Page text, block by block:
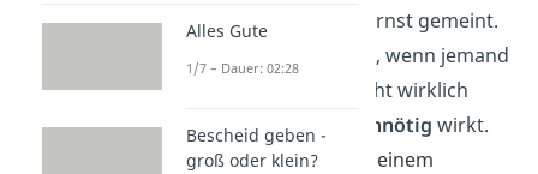
Aussage oft nicht ernst gemeint.
Sie wird verwendet, wenn jemand
etwas sagt, das nicht wirklich
Sinn ergibt
unnötig wirkt.
Zum Beispiel unter einem
Alles Gute
1/7 – Dauer: 02:28
Bescheid geben -
groß oder klein?